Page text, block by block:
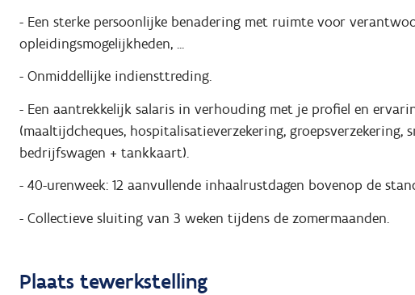
- Een sterke persoonlijke benadering met ruimte voor
opleidingsmogelijkheden, ...
- Onmiddellijke indiensttreding.
- Een aantrekkelijk salaris in verhouding met je profiel en
(maaltijdcheques, hospitalisatieverzekering, groepsverzekering,
bedrijfswagen + tankkaart).
- 40-urenweek: 12 aanvullende inhaalrustdagen bovenop de
- Collectieve sluiting van 3 weken tijdens de zomermaanden.
Plaats tewerkstelling